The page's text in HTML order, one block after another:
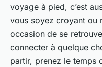
voyage à pied, c’est
vous soyez croyant ou
occasion de se
connecter à quelque
partir, prenez le temps